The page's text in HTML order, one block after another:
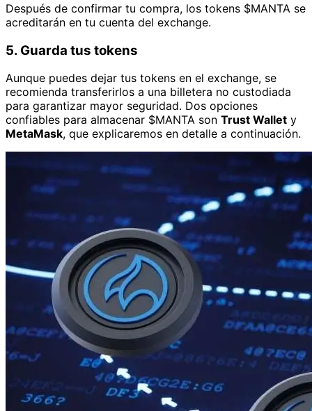
Después de confirmar tu compra, los tokens $MANTA se
acreditarán en tu cuenta del exchange.
5. Guarda tus tokens
Aunque puedes dejar tus tokens en el exchange, se
recomienda transferirlos a una billetera no custodiada
para garantizar mayor seguridad. Dos opciones
confiables para almacenar $MANTA son Trust Wallet y
MetaMask, que explicaremos en detalle a continuación.